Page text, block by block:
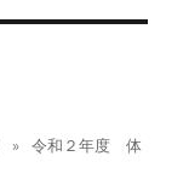
令和２年度 体